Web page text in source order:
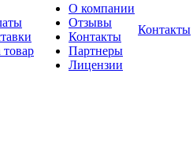
товар
О компании
Отзывы
Контакты
Партнеры
Лицензии
Контакты